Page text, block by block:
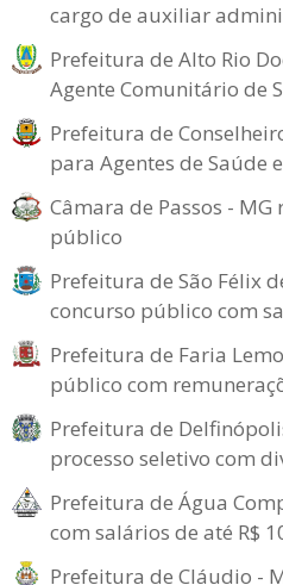
cargo de auxiliar
Prefeitura de Alto Rio
Agente Comunitário de
Prefeitura de
para Agentes de Saúde
Câmara de Passos -
público
Prefeitura de São Félix
concurso público com
Prefeitura de Faria
público com
Prefeitura de
processo seletivo com
Prefeitura de Água
com salários de até R$
Prefeitura de Cláudio -